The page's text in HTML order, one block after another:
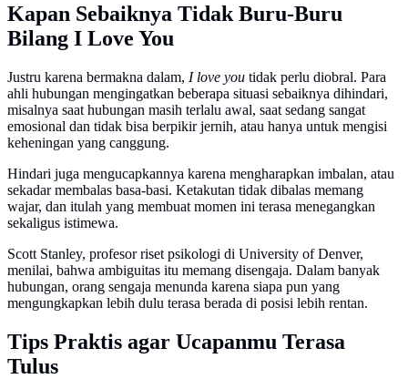
Kapan Sebaiknya Tidak Buru-Buru
Bilang I Love You
Justru karena bermakna dalam, I love you tidak perlu diobral. Para
ahli hubungan mengingatkan beberapa situasi sebaiknya dihindari,
misalnya saat hubungan masih terlalu awal, saat sedang sangat
emosional dan tidak bisa berpikir jernih, atau hanya untuk mengisi
keheningan yang canggung.
Hindari juga mengucapkannya karena mengharapkan imbalan, atau
sekadar membalas basa-basi. Ketakutan tidak dibalas memang
wajar, dan itulah yang membuat momen ini terasa menegangkan
sekaligus istimewa.
Scott Stanley, profesor riset psikologi di University of Denver,
menilai, bahwa ambiguitas itu memang disengaja. Dalam banyak
hubungan, orang sengaja menunda karena siapa pun yang
mengungkapkan lebih dulu terasa berada di posisi lebih rentan.
Tips Praktis agar Ucapanmu Terasa
Tulus